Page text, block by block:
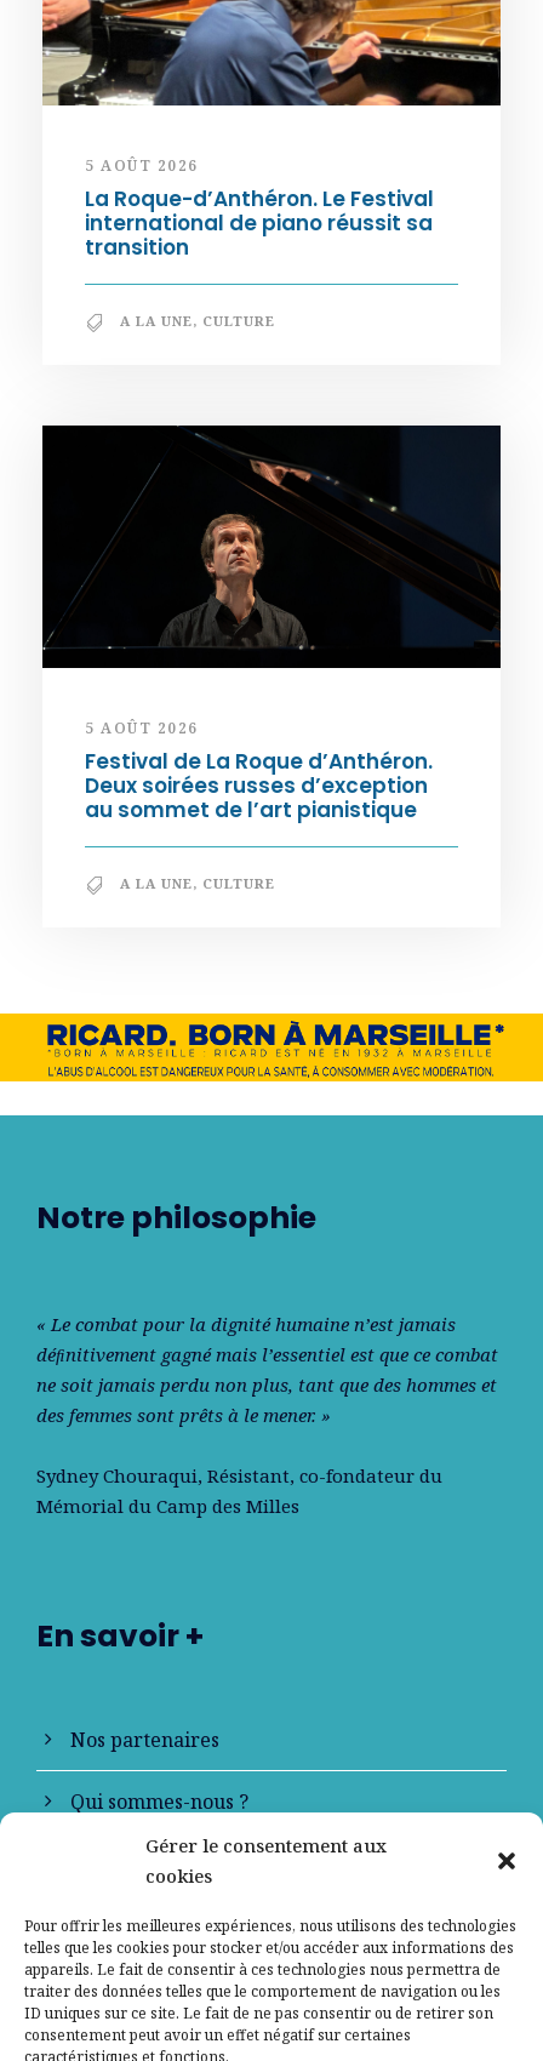
Gérer le consentement aux
cookies
Pour offrir les meilleures expériences, nous utilisons des technologies
telles que les cookies pour stocker et/ou accéder aux informations des
appareils. Le fait de consentir à ces technologies nous permettra de
traiter des données telles que le comportement de navigation ou les
ID uniques sur ce site. Le fait de ne pas consentir ou de retirer son
consentement peut avoir un effet négatif sur certaines
caractéristiques et fonctions.
5 AOÛT 2026
La Roque-d’Anthéron. Le Festival
international de piano réussit sa
transition
A LA UNE, CULTURE
5 AOÛT 2026
Festival de La Roque d’Anthéron.
Deux soirées russes d’exception
au sommet de l’art pianistique
A LA UNE, CULTURE
Notre philosophie
« Le combat pour la dignité humaine n’est jamais
déﬁnitivement gagné mais l’essentiel est que ce combat
ne soit jamais perdu non plus, tant que des hommes et
des femmes sont prêts à le mener. »
Sydney Chouraqui, Résistant, co-fondateur du
Mémorial du Camp des Milles
En savoir +
Nos partenaires
Qui sommes-nous ?
Contactez-nous
Mentions légales
Politique de confidentialité